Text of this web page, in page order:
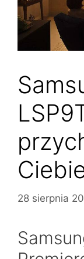
28 sierpnia